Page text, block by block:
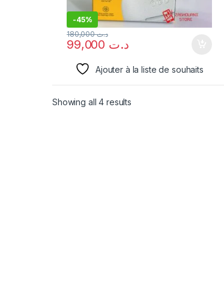
-45%
د.ت
د.ت180,000
Ajouter à la liste de souhaits
Showing all 4 results